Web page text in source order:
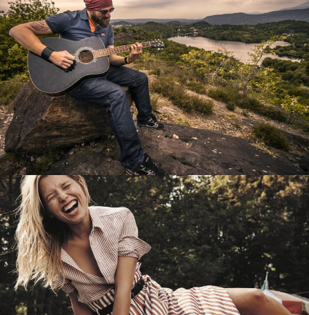
Перевод интернет-магазина
Guitaramania.ru на 1С-Битрикс
Смотреть проект
Имиджевый сайт для сети магазинов
Soho Project